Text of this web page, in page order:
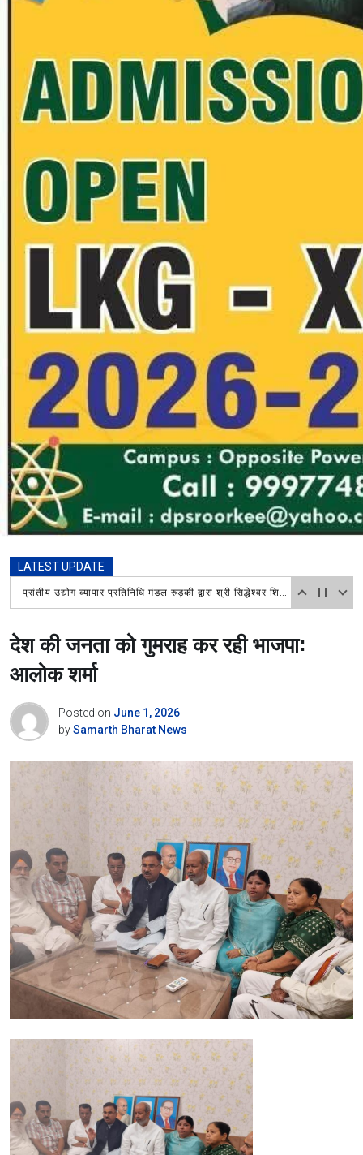
LATEST UPDATE
देश की जनता को गुमराह कर रही भाजपा:
आलोक शर्मा
Posted on June 1, 2026
bySamarth Bharat News